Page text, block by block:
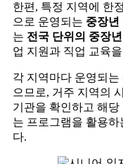
한편, 특정 지역에 한
으로 운영되는 중장년
는 전국 단위의 중장
업 지원과 직업 교육
각 지역마다 운영되는
으므로, 거주 지역의
기관을 확인하고 해
는 프로그램을 활용하
다.